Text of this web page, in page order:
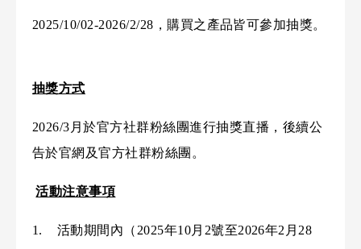
2025/10/02-2026/2/28，購買之產品皆可參加抽獎。
抽獎方式
2026/3月於官方社群粉絲團進行抽獎直播，後續公
告於官網及官方社群粉絲團。
活動注意事項
1. 活動期間內（2025年10月2號至2026年2月28